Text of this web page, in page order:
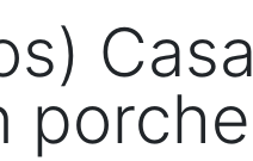
Casa
porche